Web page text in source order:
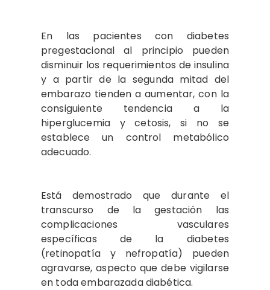
En las pacientes con diabetes
pregestacional al principio pueden
disminuir los requerimientos de insulina
y a partir de la segunda mitad del
embarazo tienden a aumentar, con la
consiguiente tendencia a la
hiperglucemia y cetosis, si no se
establece un control metabólico
adecuado.​
Está demostrado que durante el
transcurso de la gestación las
complicaciones vasculares
específicas de la diabetes
(retinopatía y nefropatía) pueden
agravarse, aspecto que debe vigilarse
en toda embarazada diabética.